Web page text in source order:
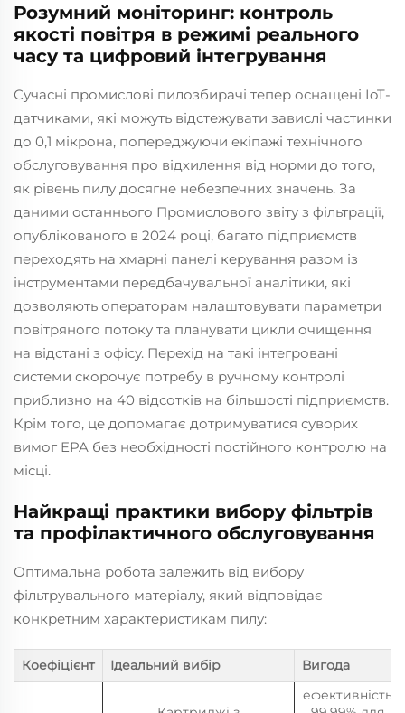
Розумний моніторинг: контроль
якості повітря в режимі реального
часу та цифровий інтегрування
Сучасні промислові пилозбирачі тепер оснащені IoT-
датчиками, які можуть відстежувати завислі частинки
до 0,1 мікрона, попереджуючи екіпажі технічного
обслуговування про відхилення від норми до того,
як рівень пилу досягне небезпечних значень. За
даними останнього Промислового звіту з фільтрації,
опублікованого в 2024 році, багато підприємств
переходять на хмарні панелі керування разом із
інструментами передбачувальної аналітики, які
дозволяють операторам налаштовувати параметри
повітряного потоку та планувати цикли очищення
на відстані з офісу. Перехід на такі інтегровані
системи скорочує потребу в ручному контролі
приблизно на 40 відсотків на більшості підприємств.
Крім того, це допомагає дотримуватися суворих
вимог EPA без необхідності постійного контролю на
місці.
Найкращі практики вибору фільтрів
та профілактичного обслуговування
Оптимальна робота залежить від вибору
фільтрувального матеріалу, який відповідає
конкретним характеристикам пилу:
Коефіцієнт Ідеальний вибір Вигода
ефективність